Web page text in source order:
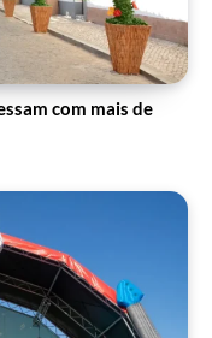
com mais de